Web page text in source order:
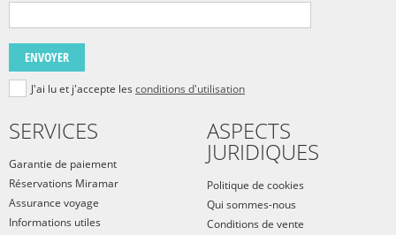
ENVOYER
J'ai lu et j'accepte les conditions d'utilisation
SERVICES
Garantie de paiement
Réservations Miramar
Assurance voyage
Informations utiles
ASPECTS
JURIDIQUES
Politique de cookies
Qui sommes-nous
Conditions de vente